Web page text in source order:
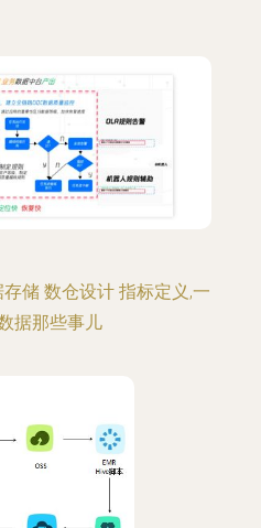
储 数仓设计 指标定义,一
据那些事儿